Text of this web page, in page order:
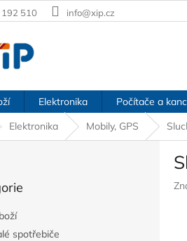
510 info@xip.cz
Elektronika Počítače a
Elektronika Mobily, GPS
spotřebiče